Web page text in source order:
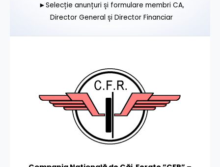
►Selecție anunțuri și formulare membri CA,
Director General și Director Financiar